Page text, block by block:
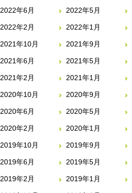
2022年6月 2022年5月
2022年2月 2022年1月
2021年10月 2021年9月
2021年6月 2021年5月
2021年2月 2021年1月
2020年10月 2020年9月
2020年6月 2020年5月
2020年2月 2020年1月
2019年10月 2019年9月
2019年6月 2019年5月
2019年2月 2019年1月